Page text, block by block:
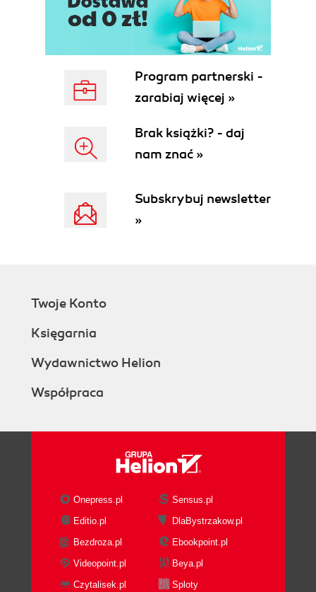
Program partnerski -
zarabiaj więcej »
Brak książki? - daj
nam znać »
Subskrybuj newsletter
»
Twoje Konto
Księgarnia
Wydawnictwo Helion
Współpraca
Onepress.pl
Sensus.pl
Editio.pl
DlaBystrzakow.pl
Bezdroza.pl
Ebookpoint.pl
Videopoint.pl
Beya.pl
Czytalisek.pl
Sploty